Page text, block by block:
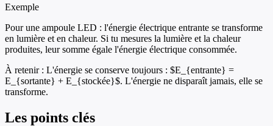
Exemple
Pour une ampoule LED : l'énergie électrique entrante se transforme
en lumière et en chaleur. Si tu mesures la lumière et la chaleur
produites, leur somme égale l'énergie électrique consommée.
À retenir : L'énergie se conserve toujours : $E_{entrante} =
E_{sortante} + E_{stockée}$. L'énergie ne disparaît jamais, elle se
transforme.
Les points clés